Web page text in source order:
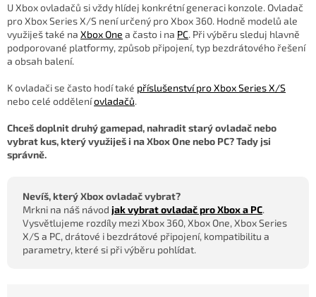
U Xbox ovladačů si vždy hlídej konkrétní generaci konzole. Ovladač
pro Xbox Series X/S není určený pro Xbox 360. Hodně modelů ale
využiješ také na Xbox One a často i na PC. Při výběru sleduj hlavně
podporované platformy, způsob připojení, typ bezdrátového řešení
a obsah balení.
K ovladači se často hodí také příslušenství pro Xbox Series X/S
nebo celé odděleníovladačů.
Chceš doplnit druhý gamepad, nahradit starý ovladač nebo
vybrat kus, který využiješ i na Xbox One nebo PC? Tady jsi
správně.
Nevíš, který Xbox ovladač vybrat?
Mrkni na náš návod jak vybrat ovladač pro Xbox a PC.
Vysvětlujeme rozdíly mezi Xbox 360, Xbox One, Xbox Series
X/S a PC, drátové i bezdrátové připojení, kompatibilitu a
parametry, které si při výběru pohlídat.